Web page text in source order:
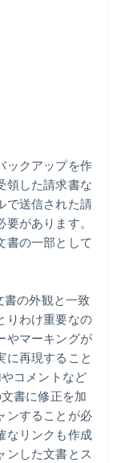
ックアップを作
領した請求書な
で送信された請
があります。
書の一部として
書の外観と一致
りわけ重要なの
やマーキングが
に再現すること
コメントなど
書に修正を加
ンすることが必
なリンクも作成
ンした文書とス